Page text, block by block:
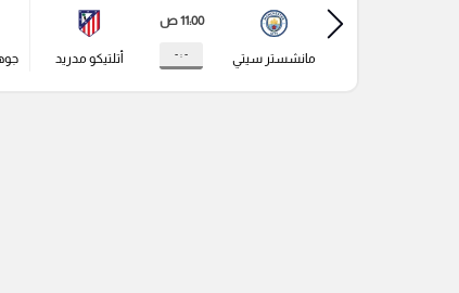
مانشستر سيتي
11:00 ص
- : - أتلتيكو مدريد